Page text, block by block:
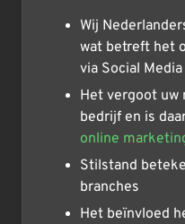
Wij
wat betreft het
via Social
Het vergoot uw
bedrijf en is
online
Stilstand
branches
Het beïnvloed